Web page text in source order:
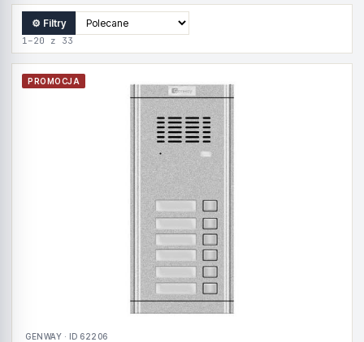
⚙ Filtry
1–20 z 33
PROMOCJA
GENWAY · ID 62206